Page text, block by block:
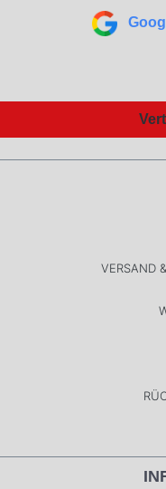
VERSAND